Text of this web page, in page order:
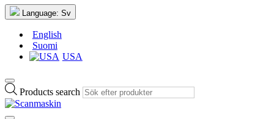
Language: Sv
English
Suomi
USA
Products search